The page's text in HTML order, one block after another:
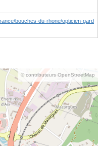
bouches-du-rhone/opticien-gard
© contributeurs OpenStreetMap